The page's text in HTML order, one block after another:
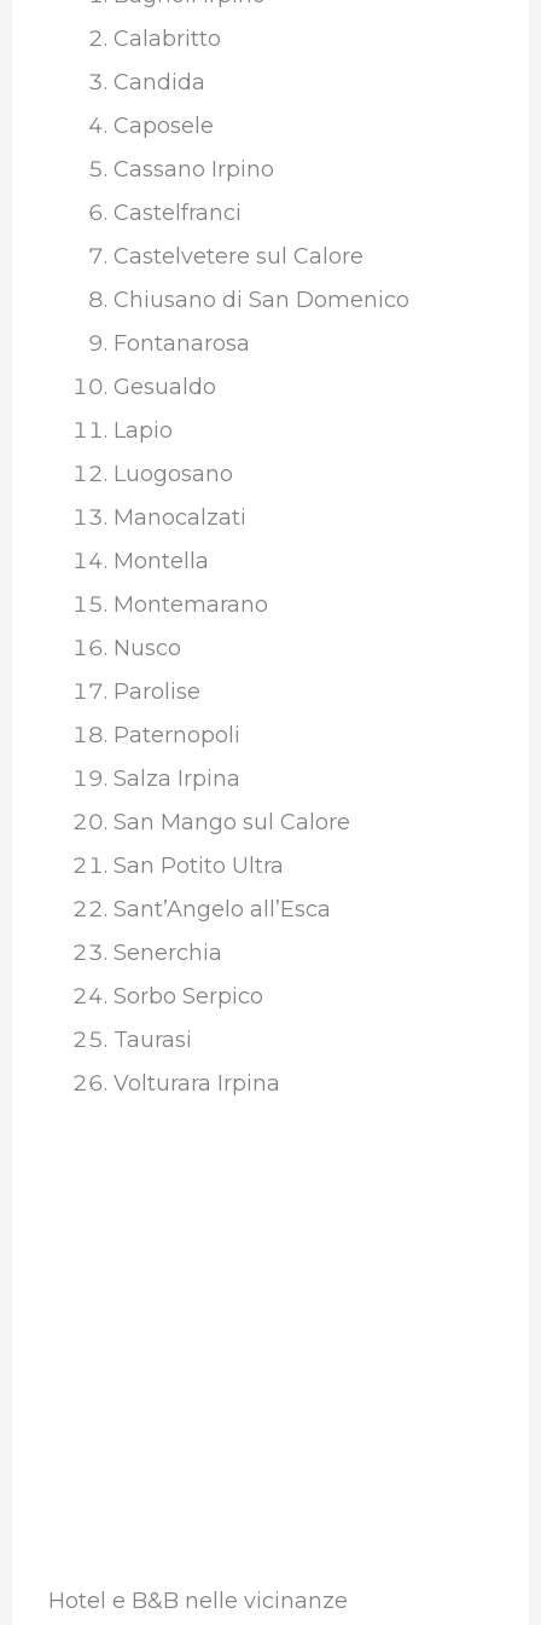
Calabritto
Candida
Caposele
Cassano Irpino
Castelfranci
Castelvetere sul Calore
Chiusano di San Domenico
Fontanarosa
Gesualdo
Lapio
Luogosano
Manocalzati
Montella
Montemarano
Nusco
Parolise
Paternopoli
Salza Irpina
San Mango sul Calore
San Potito Ultra
Sant’Angelo all’Esca
Senerchia
Sorbo Serpico
Taurasi
Volturara Irpina
Hotel e B&B nelle vicinanze